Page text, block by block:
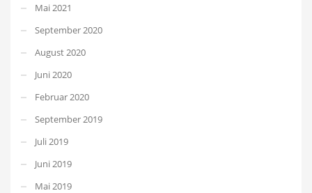
Mai 2021
September 2020
August 2020
Juni 2020
Februar 2020
September 2019
Juli 2019
Juni 2019
Mai 2019